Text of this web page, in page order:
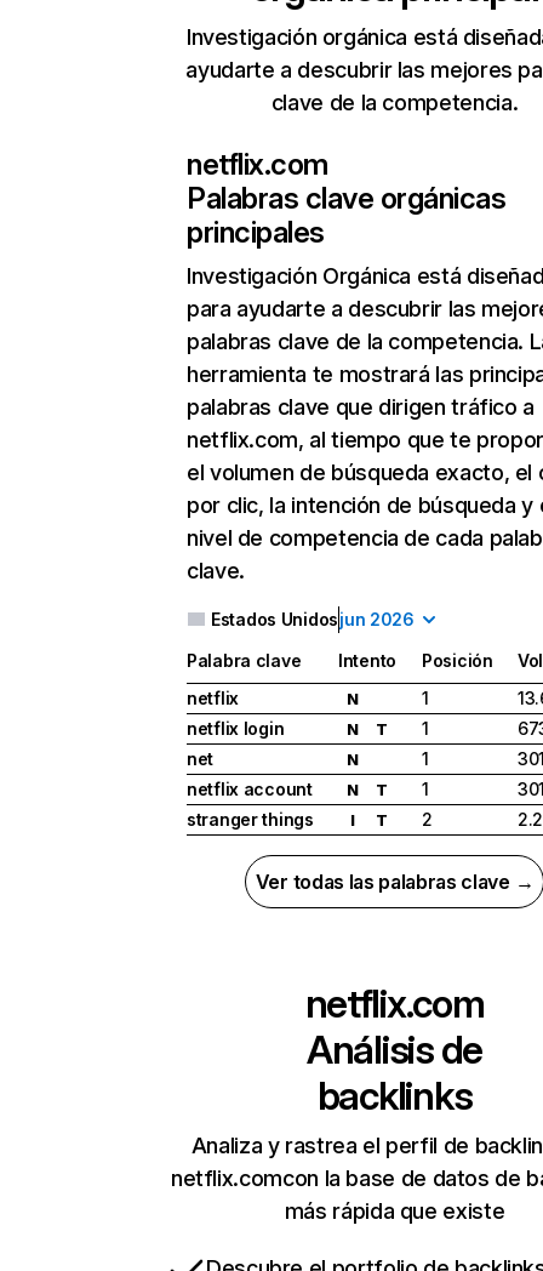
Investigación orgánica está
ayudarte a descubrir las mejores
clave de la competencia.
netflix.com
Palabras clave orgánicas
principales
Investigación Orgánica está
para ayudarte a descubrir las
palabras clave de la competencia.
herramienta te mostrará las
palabras clave que dirigen tráfico a
netflix.com, al tiempo que te
el volumen de búsqueda exacto, el
por clic, la intención de búsqueda y
nivel de competencia de cada
clave.
Estados Unidosjun 2026
Palabra clave Intento Posición
netflix
N 1
netflix login
N T 1
net
N 1
netflix account
N T 1
stranger things
I T 2
Ver todas las palabras clave →
netflix.com
Análisis de
backlinks
Analiza y rastrea el perfil de
netflix.comcon la base de datos de
más rápida que existe